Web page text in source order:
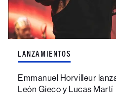
LANZAMIENTOS
Emmanuel Horvilleur
León Gieco y Lucas Martí